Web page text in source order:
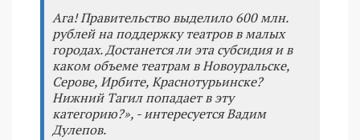
Ага! Правительство выделило 600 млн.
рублей на поддержку театров в малых
городах. Достанется ли эта субсидия и в
каком объеме театрам в Новоуральске,
Серове, Ирбите, Краснотурьинске?
Нижний Тагил попадает в эту
категорию?», - интересуется Вадим
Дулепов.